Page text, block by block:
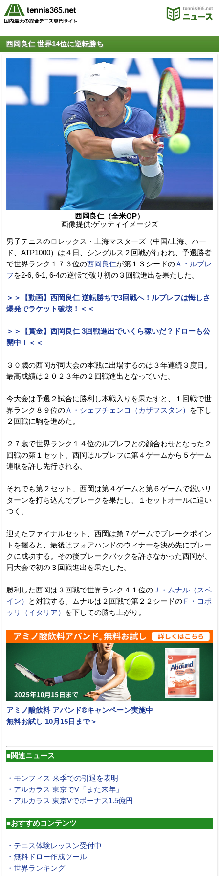
西岡良仁 世界14位に逆転勝ち
西岡良仁（全米OP）
画像提供:ゲッティイメージズ
男子テニスのロレックス・上海マスターズ（中国/上海、ハー
ド、ATP1000）は４日、シングルス２回戦が行われ、予選勝者
で世界ランク１７３位の西岡良仁が第１３シードのＡ・ルブレ
フ を2-6, 6-1, 6-4の逆転で破り初の３回戦進出を果たした。
＞＞【動画】西岡良仁 逆転勝ちで3回戦へ！ルブレフは悔しさ
爆発でラケット破壊！＜＜
＞＞【賞金】西岡良仁 3回戦進出でいくら稼いだ？ドローも公
開中！＜＜
３０歳の西岡が同大会の本戦に出場するのは３年連続３度目。
最高成績は２０２３年の２回戦進出となっていた。
今大会は予選２試合に勝利し本戦入りを果たすと、１回戦で世
界ランク８９位のＡ・シェフチェンコ（カザフスタン）
を下し
２回戦に駒を進めた。
２７歳で世界ランク１４位のルブレフとの顔合わせとなった２
回戦の第１セット、西岡はルブレフに第４ゲームから５ゲーム
連取を許し先行される。
それでも第２セット、西岡は第４ゲームと第６ゲームで鋭いリ
ターンを打ち込んでブレークを果たし、１セットオールに追い
つく。
迎えたファイナルセット、西岡は第７ゲームでブレークポイン
トを握ると、最後はフォアハンドのウィナーを決め先にブレー
クに成功する。その後ブレークバックを許さなかった西岡が、
同大会で初の３回戦進出を果たした。
勝利した西岡は３回戦で世界ランク４１位の Ｊ・ムナル（スペ
イン）
と対戦する。ムナルは２回戦で第２２シードの Ｆ・コボ
ッリ（イタリア）
を下しての勝ち上がり。
アミノ酸飲料 アバンド®キャンペーン実施中
無料お試し 10月15日まで＞
■関連ニュース
・モンフィス 来季での引退を表明
・アルカラス 東京でV「また来年」
・アルカラス 東京Vでボーナス1.5億円
■おすすめコンテンツ
・テニス体験レッスン受付中
・無料ドロー作成ツール
・世界ランキング